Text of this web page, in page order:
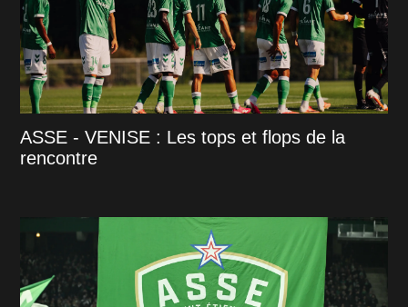
ASSE - VENISE : Les tops et flops de la
rencontre